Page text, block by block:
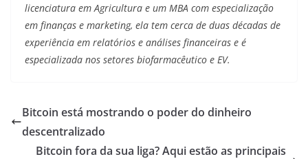
licenciatura em Agricultura e um MBA com especialização
em finanças e marketing, ela tem cerca de duas décadas de
experiência em relatórios e análises financeiras e é
especializada nos setores biofarmacêutico e EV.
Bitcoin está mostrando o poder do dinheiro
descentralizado
Bitcoin fora da sua liga? Aqui estão as principais